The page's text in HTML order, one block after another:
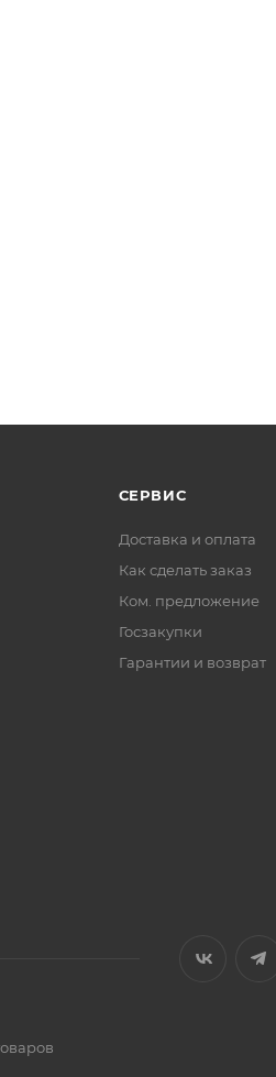
СЕРВИС
Доставка и оплата
Как сделать заказ
Ком. предложение
Госзакупки
Гарантии и возврат